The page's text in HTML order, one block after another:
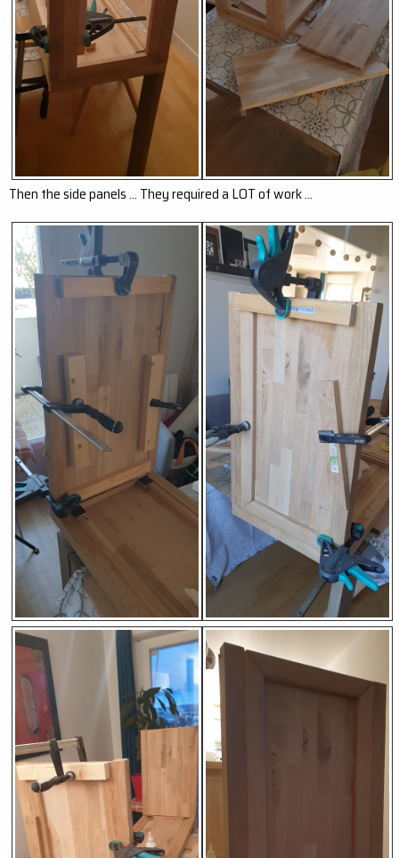
Then the side panels … They required a LOT of work …